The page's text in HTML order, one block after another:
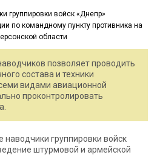
позволяет проводить
состава и техники
видами авиационной
проконтролировать
группировки войск
штурмовой и армейской